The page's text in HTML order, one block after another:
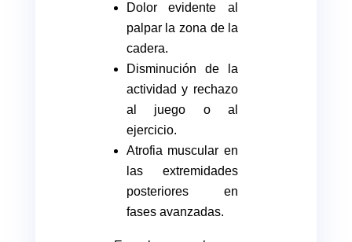
Dolor evidente al
palpar la zona de la
cadera.
Disminución de la
actividad y rechazo
al juego o al
ejercicio.
Atrofia muscular en
las extremidades
posteriores en
fases avanzadas.